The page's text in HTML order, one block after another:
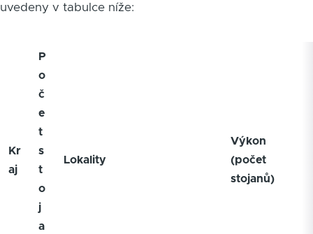
uvedeny v tabulce níže:
Kr
aj
P
o
č
e
t
s
t
o
j
a
Lokality
Výkon
(počet
stojanů)